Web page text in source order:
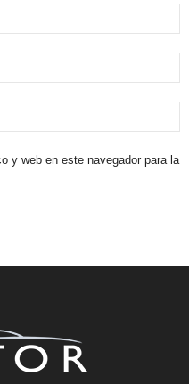
y web en este navegador para la